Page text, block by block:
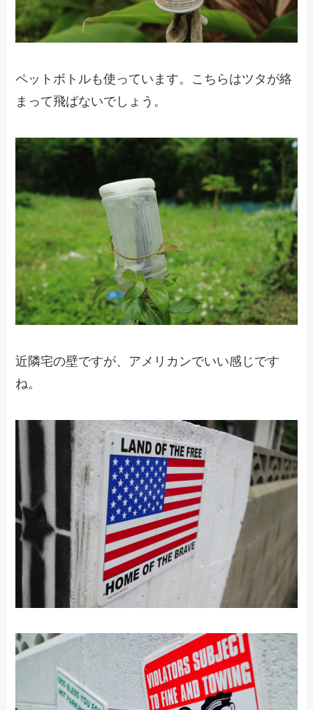
ペットボトルも使っています。こちらはツタが絡
まって飛ばないでしょう。
近隣宅の壁ですが、アメリカンでいい感じです
ね。